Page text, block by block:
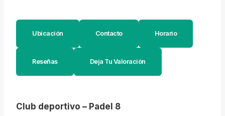
Ubicación Contacto Horario
Reseñas Deja Tu Valoración
Club deportivo – Padel 8